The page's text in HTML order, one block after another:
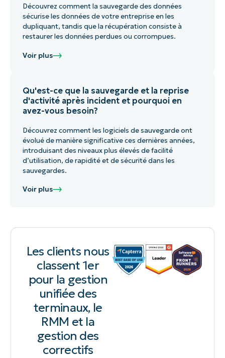
Découvrez comment la sauvegarde des données
sécurise les données de votre entreprise en les
dupliquant, tandis que la récupération consiste à
restaurer les données perdues ou corrompues.
Voir plus
Qu'est-ce que la sauvegarde et la reprise
d'activité après incident et pourquoi en
avez-vous besoin?
Découvrez comment les logiciels de sauvegarde ont
évolué de manière significative ces dernières années,
introduisant des niveaux plus élevés de facilité
d’utilisation, de rapidité et de sécurité dans les
sauvegardes.
Voir plus
Les clients nous
classent 1er
pour la gestion
unifiée des
terminaux, le
RMM et la
gestion des
correctifs